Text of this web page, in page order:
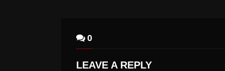
0
LEAVE A REPLY